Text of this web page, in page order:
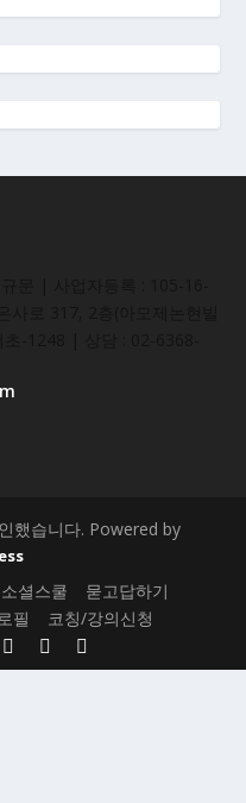
했습니다. Powered by
소셜스쿨
묻고답하기
필 코칭/강의신청